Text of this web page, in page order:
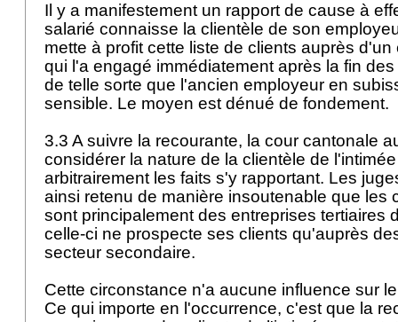
Il y a manifestement un rapport de cause à
salarié connaisse la clientèle de son
mette à profit cette liste de clients auprès
qui l'a engagé immédiatement après la fin
de telle sorte que l'ancien employeur en
sensible. Le moyen est dénué de fondement.
3.3 A suivre la recourante, la cour cantonale
considérer la nature de la clientèle de
arbitrairement les faits s'y rapportant. Les
ainsi retenu de manière insoutenable que les
sont principalement des entreprises tertiaires
celle-ci ne prospecte ses clients qu'auprès
secteur secondaire.
Cette circonstance n'a aucune influence sur
Ce qui importe en l'occurrence, c'est que la